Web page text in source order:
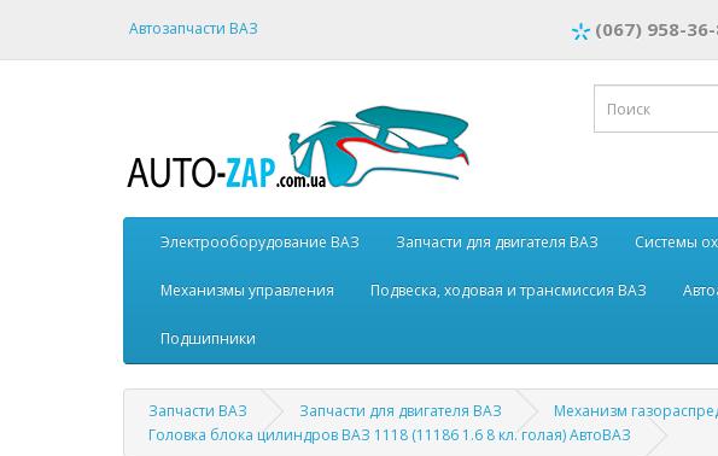
Автозапчасти ВАЗ (067) 958-
Электрооборудование ВАЗ Запчасти для двигателя ВАЗ Системы
Механизмы управления Подвеска, ходовая и трансмиссия ВАЗ
Подшипники
Запчасти ВАЗ Запчасти для двигателя ВАЗ Механизм
Головка блока цилиндров ВАЗ 1118 (11186 1.6 8 кл. голая) АвтоВАЗ